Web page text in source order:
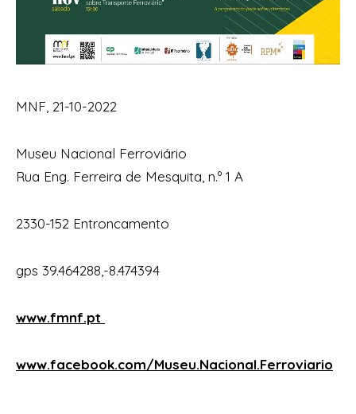
MNF, 21-10-2022
Museu Nacional Ferroviário
Rua Eng. Ferreira de Mesquita, n.º 1 A
2330-152 Entroncamento
gps 39.464288,-8.474394
www.fmnf.pt
www.facebook.com/Museu.Nacional.Ferroviario